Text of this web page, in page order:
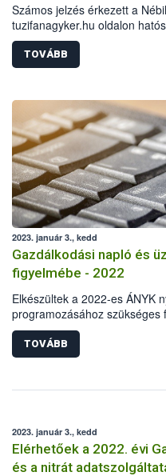
Számos jelzés érkezett a
tuzifanagyker.hu oldalon
jutnak el a vásárlókhoz. A
rendeljenek fenti oldalról
10300002-13367208-
TOVÁBB
2023. január 3., kedd
Gazdálkodási napló és
figyelmébe - 2022
Elkészültek a 2022-es ÁNYK
programozásához szükséges
TOVÁBB
2023. január 3., kedd
Elérhetőek a 2022. évi
és a nitrát